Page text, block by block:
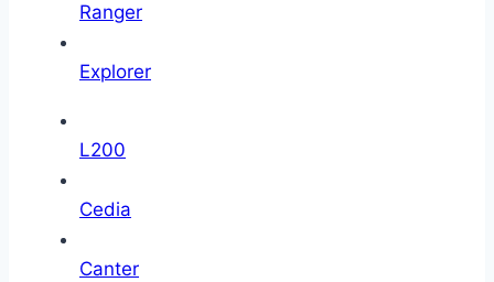
Ranger
Explorer
L200
Cedia
Canter